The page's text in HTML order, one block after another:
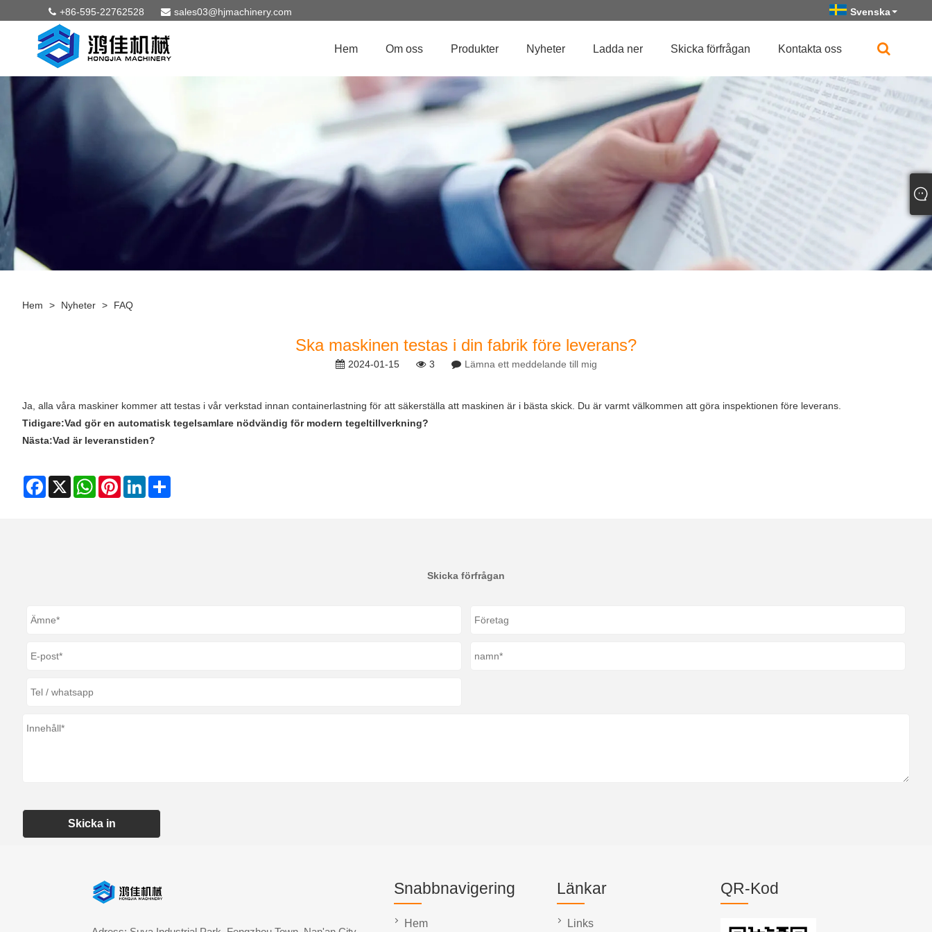
+86-595-22762528 sales03@hjmachinery.com Svenska
Hem Om oss Produkter Nyheter Ladda ner Skicka förfrågan Kontakta oss
Hem > Nyheter > FAQ
Ska maskinen testas i din fabrik före leverans?
2024-01-15 3 Lämna ett meddelande till mig
Ja, alla våra maskiner kommer att testas i vår verkstad innan containerlastning för att säkerställa att maskinen är i bästa skick. Du är varmt välkommen att göra inspektionen före leverans.
Tidigare:Vad gör en automatisk tegelsamlare nödvändig för modern tegeltillverkning?
Nästa:Vad är leveranstiden?
Facebook
X WhatsAppPinterestLinkedIn
Skicka förfrågan
Skicka in
Snabbnavigering
Hem
Länkar
Links
QR-Kod